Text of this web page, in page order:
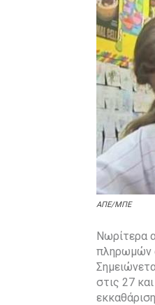
ΑΠΕ/ΜΠΕ
Νωρίτερα
πληρωμών
στις 27